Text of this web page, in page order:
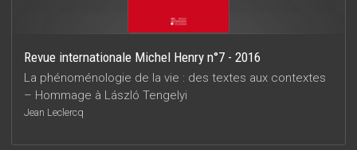
Revue internationale Michel Henry n°7 - 2016
La phénoménologie de la vie : des textes aux contextes
– Hommage à László Tengelyi
Jean Leclercq